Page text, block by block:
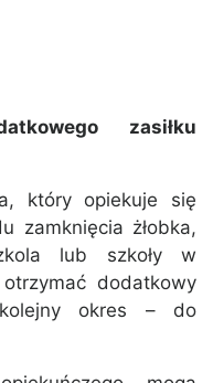
zasiłku
który opiekuje się
zamknięcia żłobka,
lub szkoły w
dodatkowy
kolejny okres – do